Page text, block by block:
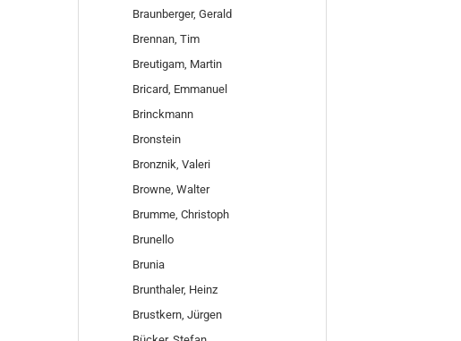
Braunberger, Gerald
Brennan, Tim
Breutigam, Martin
Bricard, Emmanuel
Brinckmann
Bronstein
Bronznik, Valeri
Browne, Walter
Brumme, Christoph
Brunello
Brunia
Brunthaler, Heinz
Brustkern, Jürgen